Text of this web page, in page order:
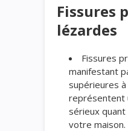
Fissures
lézardes
Fissures
manifestant
supérieures
représentent
sérieux
votre maison.